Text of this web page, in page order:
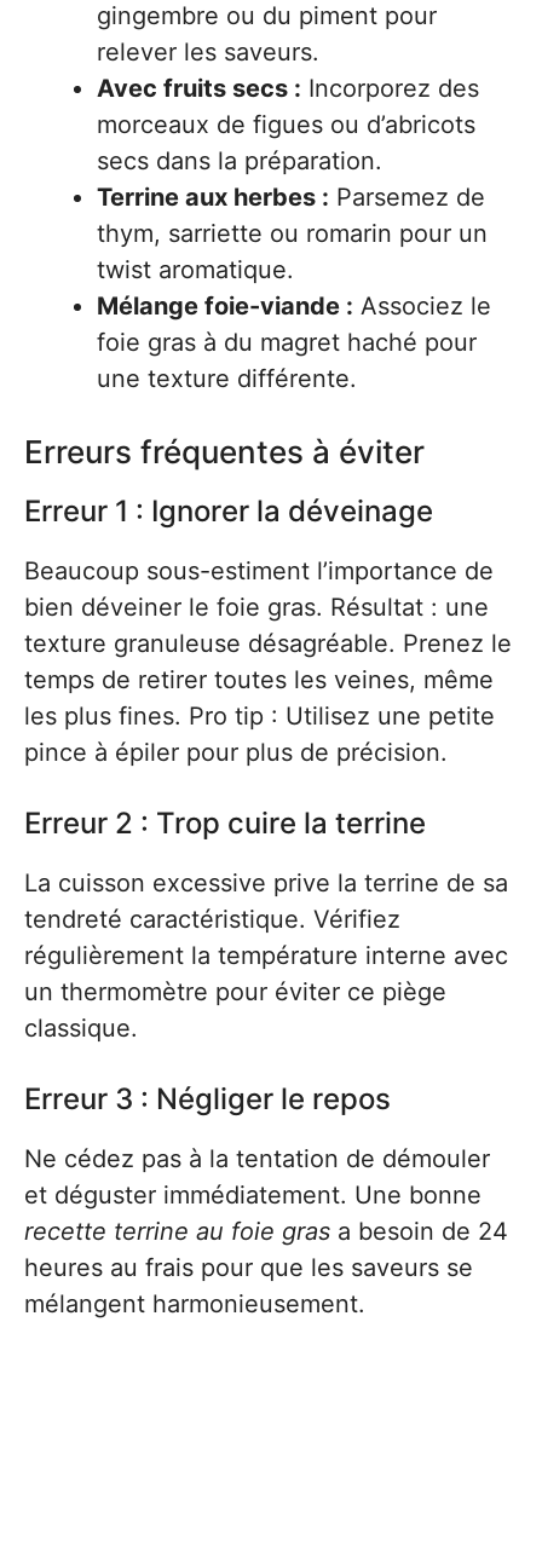
gingembre ou du piment pour
relever les saveurs.
Avec fruits secs : Incorporez des
morceaux de figues ou d’abricots
secs dans la préparation.
Terrine aux herbes : Parsemez de
thym, sarriette ou romarin pour un
twist aromatique.
Mélange foie-viande : Associez le
foie gras à du magret haché pour
une texture différente.
Erreurs fréquentes à éviter
Erreur 1 : Ignorer la déveinage
Beaucoup sous-estiment l’importance de
bien déveiner le foie gras. Résultat : une
texture granuleuse désagréable. Prenez le
temps de retirer toutes les veines, même
les plus fines. Pro tip : Utilisez une petite
pince à épiler pour plus de précision.
Erreur 2 : Trop cuire la terrine
La cuisson excessive prive la terrine de sa
tendreté caractéristique. Vérifiez
régulièrement la température interne avec
un thermomètre pour éviter ce piège
classique.
Erreur 3 : Négliger le repos
Ne cédez pas à la tentation de démouler
et déguster immédiatement. Une bonne
recette terrine au foie gras a besoin de 24
heures au frais pour que les saveurs se
mélangent harmonieusement.